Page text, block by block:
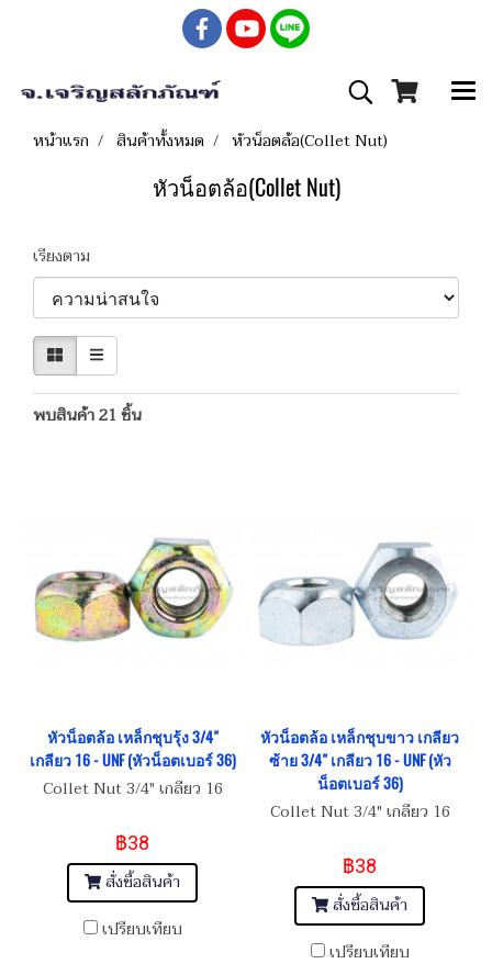
หน้าแรก สินค้าทั้งหมด หัวน็อตล้อ(Collet Nut)
หัวน็อตล้อ(Collet Nut)
เรียงตาม
พบสินค้า 21 ชิ้น
หัวน็อตล้อ เหล็กชุบรุ้ง 3/4"
เกลียว 16 - UNF (หัวน็อตเบอร์ 36)
Collet Nut 3/4" เกลียว 16
฿38
สั่งซื้อสินค้า
เปรียบเทียบ
หัวน็อตล้อ เหล็กชุบขาว เกลียว
ซ้าย 3/4" เกลียว 16 - UNF (หัว
น็อตเบอร์ 36)
Collet Nut 3/4" เกลียว 16
฿38
สั่งซื้อสินค้า
เปรียบเทียบ